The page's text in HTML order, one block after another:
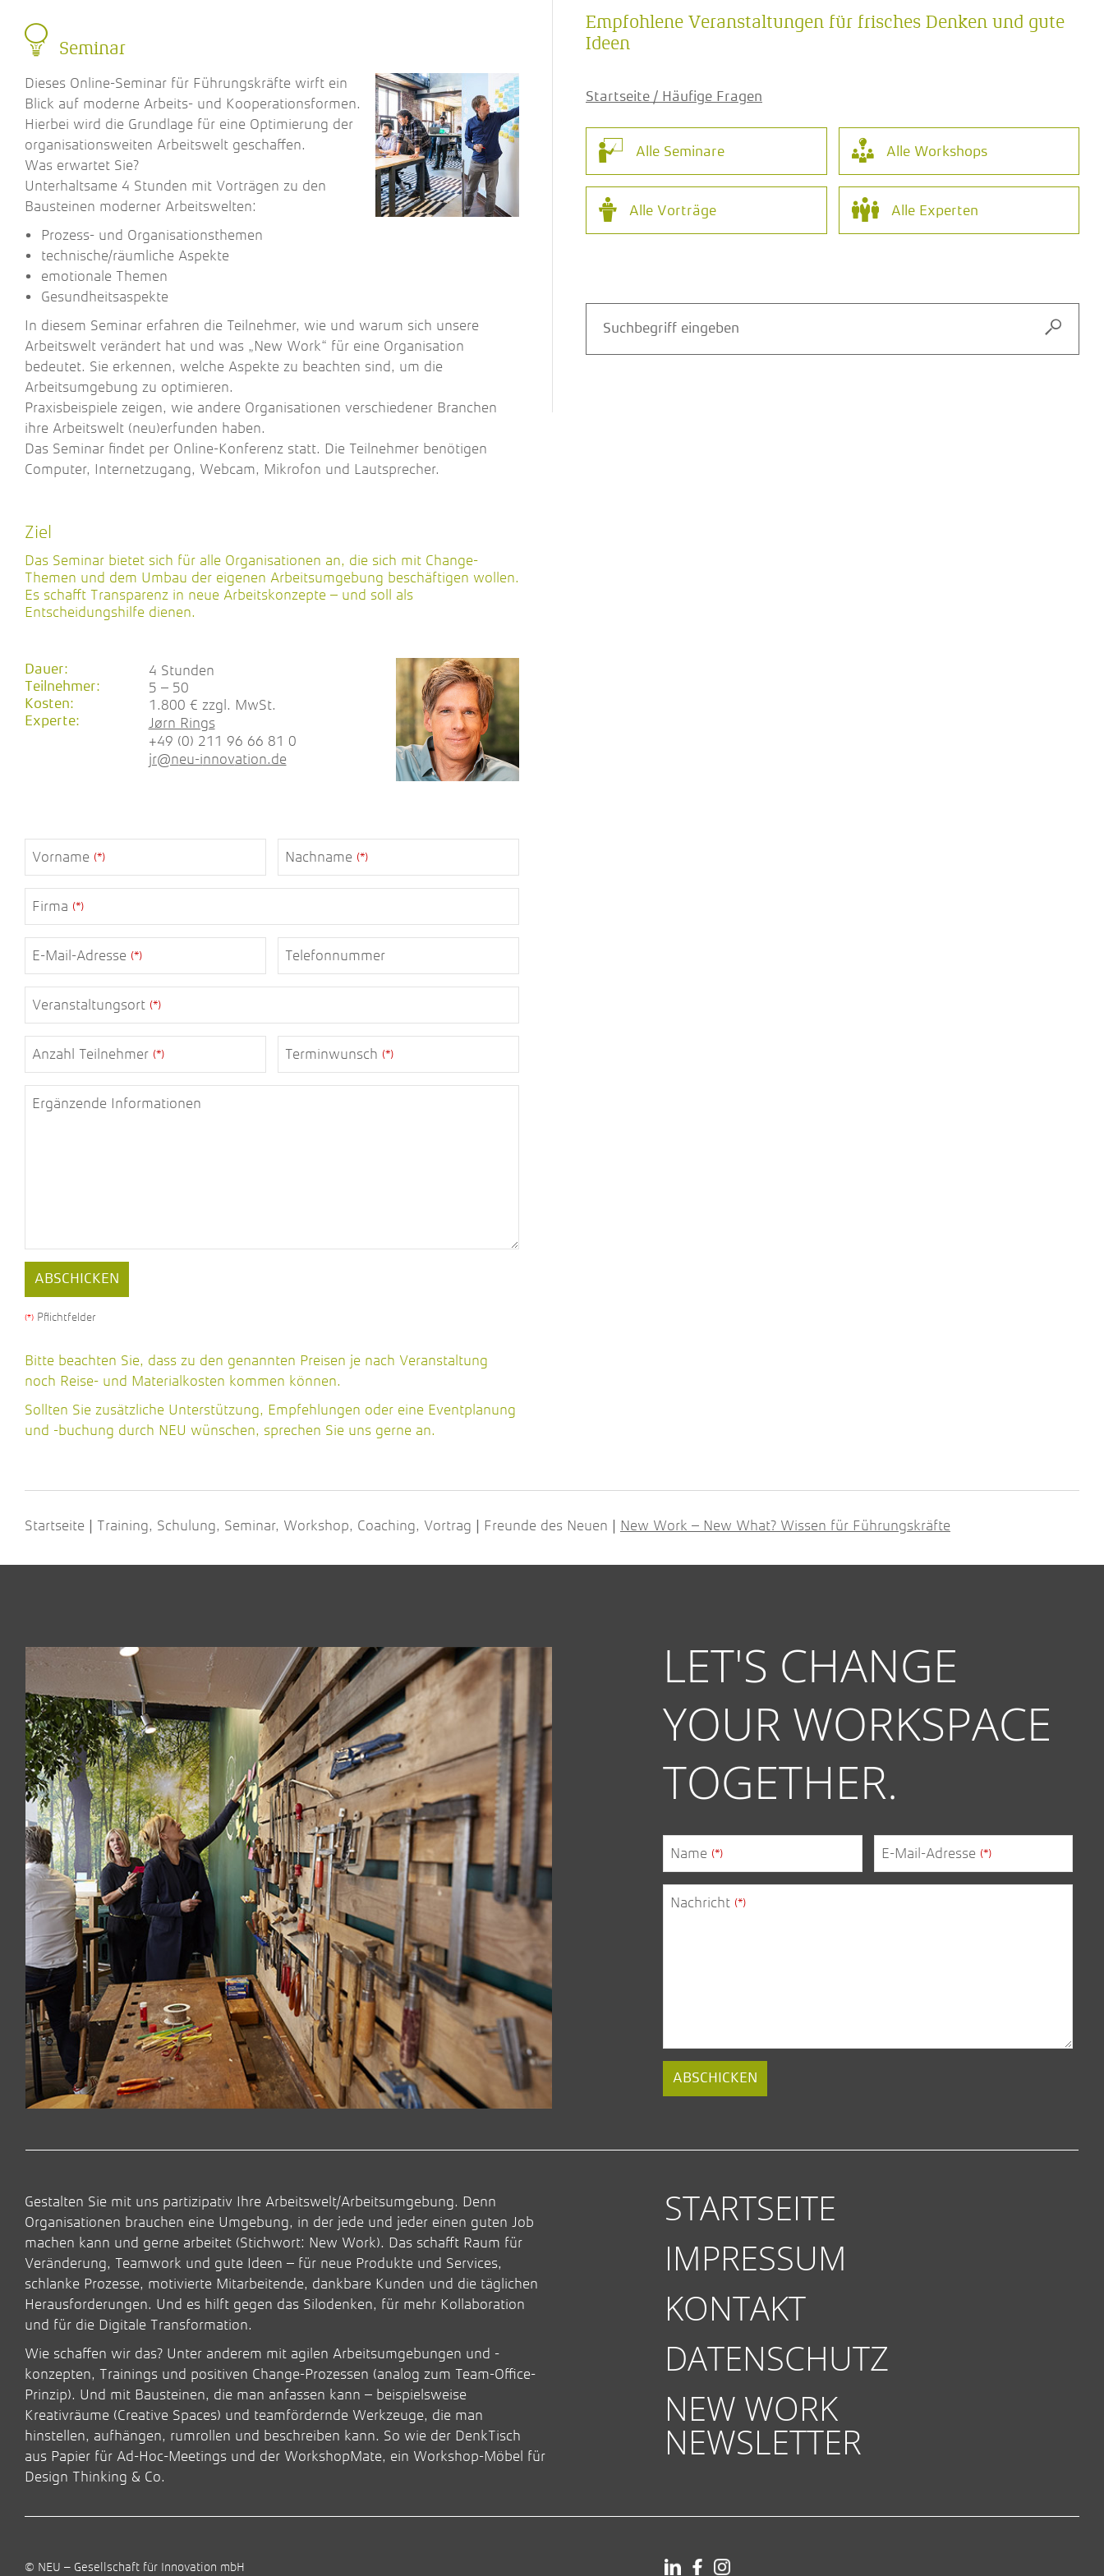
Seminar
Dieses Online-Seminar für Führungskräfte wirft ein
Blick auf moderne Arbeits- und Kooperationsformen.
Hierbei wird die Grundlage für eine Optimierung der
organisationsweiten Arbeitswelt geschaffen.
Was erwartet Sie?
Unterhaltsame 4 Stunden mit Vorträgen zu den
Bausteinen moderner Arbeitswelten:
Prozess- und Organisationsthemen
technische/räumliche Aspekte
emotionale Themen
Gesundheitsaspekte
In diesem Seminar erfahren die Teilnehmer, wie und warum sich unsere
Arbeitswelt verändert hat und was „New Work“ für eine Organisation
bedeutet. Sie erkennen, welche Aspekte zu beachten sind, um die
Arbeitsumgebung zu optimieren.
Praxisbeispiele zeigen, wie andere Organisationen verschiedener Branchen
ihre Arbeitswelt (neu)erfunden haben.
Das Seminar findet per Online-Konferenz statt. Die Teilnehmer benötigen
Computer, Internetzugang, Webcam, Mikrofon und Lautsprecher.
Ziel
Das Seminar bietet sich für alle Organisationen an, die sich mit Change-
Themen und dem Umbau der eigenen Arbeitsumgebung beschäftigen wollen.
Es schafft Transparenz in neue Arbeitskonzepte – und soll als
Entscheidungshilfe dienen.
Dauer: 4 Stunden
Teilnehmer: 5 – 50
Kosten: 1.800 € zzgl. MwSt.
Experte:
Jørn Rings
+49 (0) 211 96 66 81 0
jr@neu-innovation.de
Vorname (*) Nachname (*)
Firma (*)
E-Mail-Adresse (*) Telefonnummer
Veranstaltungsort (*)
Anzahl Teilnehmer (*) Terminwunsch (*)
Ergänzende Informationen
Business
Email (*)
ABSCHICKEN
(*) Pflichtfelder
Bitte beachten Sie, dass zu den genannten Preisen je nach Veranstaltung
noch Reise- und Materialkosten kommen können.
Sollten Sie zusätzliche Unterstützung, Empfehlungen oder eine Eventplanung
und -buchung durch NEU wünschen, sprechen Sie uns gerne an.
Empfohlene Veranstaltungen für frisches Denken und gute
Ideen
Startseite / Häufige Fragen
Alle Seminare AlleWorkshops
Alle Vorträge AlleExperten
Startseite Training, Schulung, Seminar, Workshop, Coaching, Vortrag Freunde des Neuen New Work – New What? Wissen für Führungskräfte
LET'S CHANGE
YOUR WORKSPACE
TOGETHER.
Name (*) E-Mail-Adresse (*)
Nachricht (*)
Website
URL (*)
ABSCHICKEN
Gestalten Sie mit uns partizipativ Ihre Arbeitswelt/Arbeitsumgebung. Denn
Organisationen brauchen eine Umgebung, in der jede und jeder einen guten Job
machen kann und gerne arbeitet (Stichwort: New Work). Das schafft Raum für
Veränderung, Teamwork und gute Ideen – für neue Produkte und Services,
schlanke Prozesse, motivierte Mitarbeitende, dankbare Kunden und die täglichen
Herausforderungen. Und es hilft gegen das Silodenken, für mehr Kollaboration
und für die Digitale Transformation.
Wie schaffen wir das? Unter anderem mit agilen Arbeitsumgebungen und -
konzepten, Trainings und positiven Change-Prozessen (analog zum Team-Office-
Prinzip). Und mit Bausteinen, die man anfassen kann – beispielsweise
Kreativräume (Creative Spaces) und teamfördernde Werkzeuge, die man
hinstellen, aufhängen, rumrollen und beschreiben kann. So wie der DenkTisch
aus Papier für Ad-Hoc-Meetings und der WorkshopMate, ein Workshop-Möbel für
Design Thinking & Co.
STARTSEITE
IMPRESSUM
KONTAKT
DATENSCHUTZ
NEW WORK
NEWSLETTER
© NEU – Gesellschaft für Innovation mbH